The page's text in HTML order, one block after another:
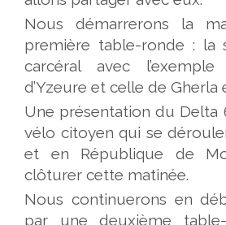
Nous démarrerons la
première table-ronde : la
carcéral avec
d’Yzeure et celle de Gherla
Une présentation du Delta
vélo citoyen qui se
et en République de
clôturer cette matinée.
Nous continuerons en
par une deuxième